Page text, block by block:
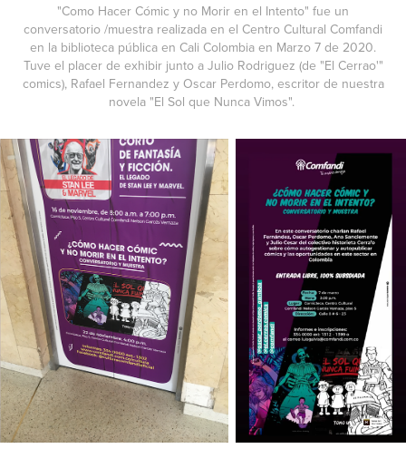
"Como Hacer Cómic y no Morir en el Intento" fue un
conversatorio /muestra realizada en el Centro Cultural Comfandi
en la biblioteca pública en Cali Colombia en Marzo 7 de 2020.
Tuve el placer de exhibir junto a Julio Rodriguez (de "El Cerrao'"
comics), Rafael Fernandez y Oscar Perdomo, escritor de nuestra
novela "El Sol que Nunca Vimos".